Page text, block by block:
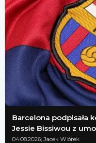
Barcelona podpisała
Jessie Bissiwou z
04.08.2026; Jacek Wiórek